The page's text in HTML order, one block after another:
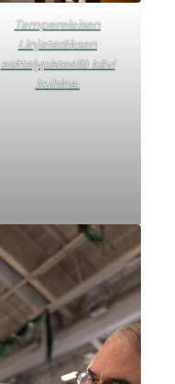
Tamperelaisen
Linjateräksen
esittelypisteellä kävi
kuhina.